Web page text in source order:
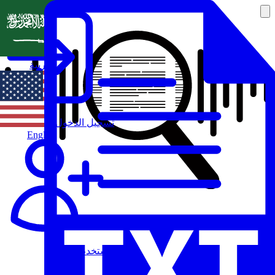
تسجيل الدخول
مستخدم جديد
العربية
English